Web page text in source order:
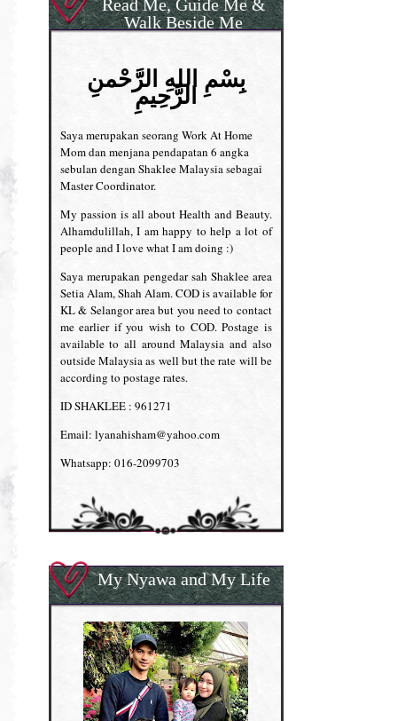
Read Me, Guide Me &
Walk Beside Me
بِسْمِ اللهِ الرَّحْمنِ
الرَّحِيمِ
Saya merupakan seorang Work At Home
Mom dan menjana pendapatan 6 angka
sebulan dengan Shaklee Malaysia sebagai
Master Coordinator.
My passion is all about Health and Beauty.
Alhamdulillah, I am happy to help a lot of
people and I love what I am doing :)
Saya merupakan pengedar sah Shaklee area
Setia Alam, Shah Alam. COD is available for
KL & Selangor area but you need to contact
me earlier if you wish to COD. Postage is
available to all around Malaysia and also
outside Malaysia as well but the rate will be
according to postage rates.
ID SHAKLEE : 961271
Email: lyanahisham@yahoo.com
Whatsapp: 016-2099703
My Nyawa and My Life